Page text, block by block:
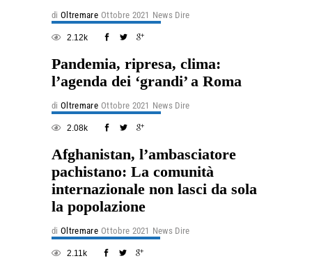
di Oltremare Ottobre 2021 News Dire
2.12k
Pandemia, ripresa, clima:
l’agenda dei ‘grandi’ a Roma
di Oltremare Ottobre 2021 News Dire
2.08k
Afghanistan, l’ambasciatore
pachistano: La comunità
internazionale non lasci da sola
la popolazione
di Oltremare Ottobre 2021 News Dire
2.11k